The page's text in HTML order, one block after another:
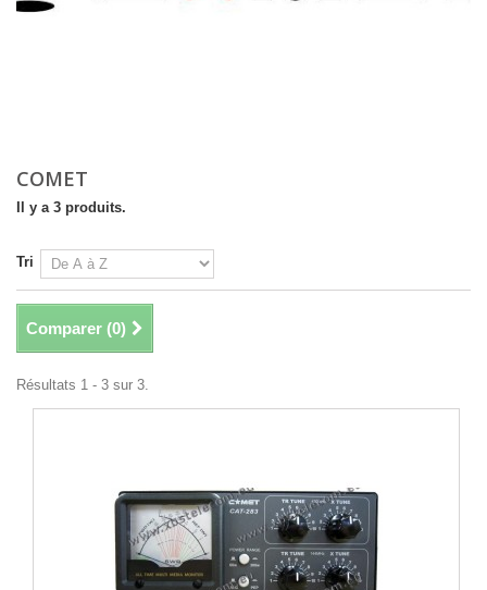
COMET
Il y a 3 produits.
Tri
Comparer (0)
Résultats 1 - 3 sur 3.